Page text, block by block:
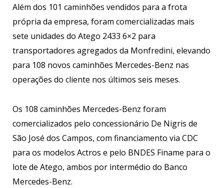
Além dos 101 caminhões vendidos para a frota
própria da empresa, foram comercializadas mais
sete unidades do Atego 2433 6×2 para
transportadores agregados da Monfredini, elevando
para 108 novos caminhões Mercedes-Benz nas
operações do cliente nos últimos seis meses.
Os 108 caminhões Mercedes-Benz foram
comercializados pelo concessionário De Nigris de
São José dos Campos, com financiamento via CDC
para os modelos Actros e pelo BNDES Finame para o
lote de Atego, ambos por intermédio do Banco
Mercedes-Benz.